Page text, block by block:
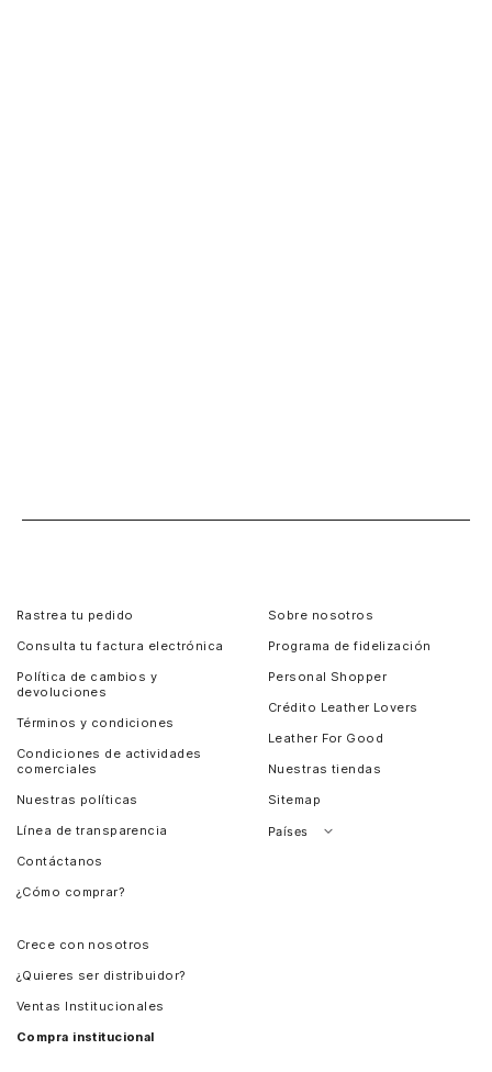
Rastrea tu pedido
Consulta tu factura electrónica
Política de cambios y
devoluciones
Términos y condiciones
Condiciones de actividades
comerciales
Nuestras políticas
Línea de transparencia
Contáctanos
¿Cómo comprar?
Sobre nosotros
Programa de fidelización
Personal Shopper
Crédito Leather Lovers
Leather For Good
Nuestras tiendas
Sitemap
Países
Crece con nosotros
¿Quieres ser distribuidor?
Ventas Institucionales
Compra institucional